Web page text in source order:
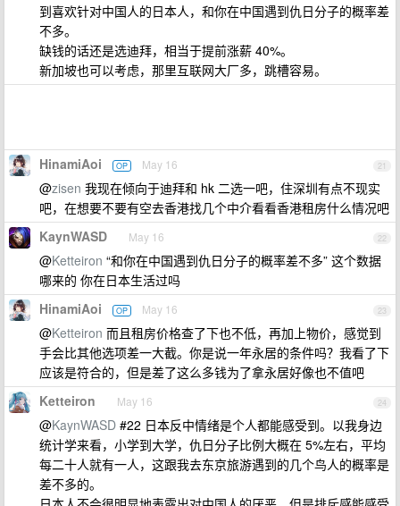
到喜欢针对中国人的日本人，和你在中国遇到仇日分子的概率差
不多。
缺钱的话还是选迪拜，相当于提前涨薪 40%。
新加坡也可以考虑，那里互联网大厂多，跳槽容易。
21
HinamiAoi OP May 16
@zisen 我现在倾向于迪拜和 hk 二选一吧，住深圳有点不现实
吧，在想要不要有空去香港找几个中介看看香港租房什么情况吧
22
KaynWASD May 16
@Ketteiron “和你在中国遇到仇日分子的概率差不多” 这个数据
哪来的 你在日本生活过吗
23
HinamiAoi OP May 16
@Ketteiron 而且租房价格查了下也不低，再加上物价，感觉到
手会比其他选项差一大截。你是说一年永居的条件吗？我看了下
应该是符合的，但是差了这么多钱为了拿永居好像也不值吧
24
Ketteiron May 16
@KaynWASD #22 日本反中情绪是个人都能感受到。以我身边
统计学来看，小学到大学，仇日分子比例大概在 5%左右，平均
每二十人就有一人，这跟我去东京旅游遇到的几个鸟人的概率是
差不多的。